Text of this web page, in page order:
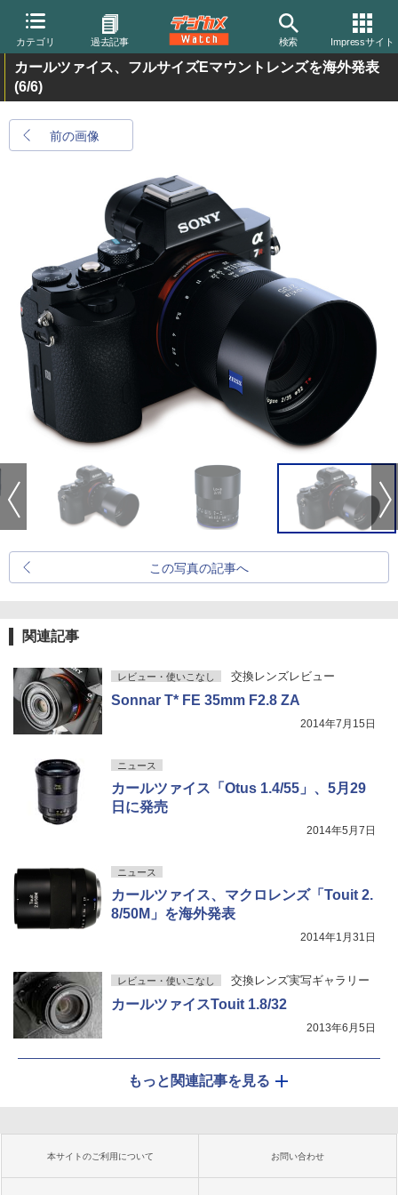
カテゴリ 過去記事 検索 Impressサイト
カールツァイス、フルサイズEマウントレンズを海外発表
(6/6)
前の画像
この写真の記事へ
関連記事
レビュー・使いこなし 交換レンズレビュー
Sonnar T* FE 35mm F2.8 ZA
2014年7月15日
ニュース
カールツァイス「Otus 1.4/55」、5月29
日に発売
2014年5月7日
ニュース
カールツァイス、マクロレンズ「Touit 2.
8/50M」を海外発表
2014年1月31日
レビュー・使いこなし 交換レンズ実写ギャラリー
カールツァイスTouit 1.8/32
2013年6月5日
もっと関連記事を見る
本サイトのご利用について お問い合わせ